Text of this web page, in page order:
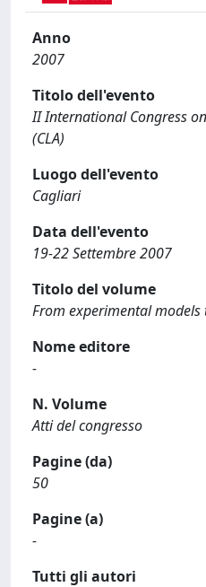
Anno
2007
Titolo dell'evento
II International Congress
(CLA)
Luogo dell'evento
Cagliari
Data dell'evento
19-22 Settembre 2007
Titolo del volume
From experimental
Nome editore
-
N. Volume
Atti del congresso
Pagine (da)
50
Pagine (a)
-
Tutti gli autori